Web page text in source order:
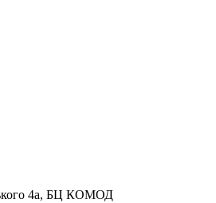
4а, БЦ КОМОД